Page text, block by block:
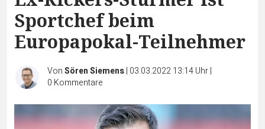
Sportchef beim
Europapokal-Teilnehmer
VonSören Siemens| 03.03.2022 13:14 Uhr|
0 Kommentare